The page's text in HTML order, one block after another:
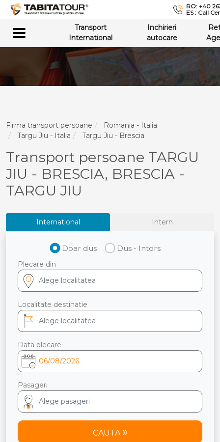
RO: +40
ES : Call
Transport
International
Inchirieri
autocare
Firma transport persoane
Romania - Italia
Targu Jiu - Italia
Targu Jiu - Brescia
Transport persoane TARGU
JIU - BRESCIA, BRESCIA -
TARGU JIU
International Intern
Doar dus Dus - Intors
Plecare din
Localitate destinatie
Data plecare
Pasageri
CAUTA